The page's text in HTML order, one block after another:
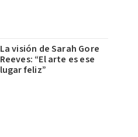
La visión de Sarah Gore
Reeves: “El arte es ese
lugar feliz”